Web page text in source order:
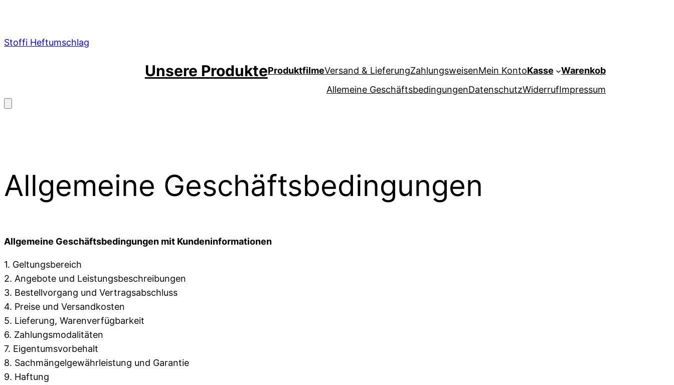
springen
Stoffi Heftumschlag
Unsere ProdukteProduktfilmeVersand & LieferungZahlungsweisenMein KontoKasse
Warenkob
Allemeine GeschäftsbedingungenDatenschutzWiderrufImpressum
Allgemeine Geschäftsbedingungen
Allgemeine Geschäftsbedingungen mit Kundeninformationen
1. Geltungsbereich
2. Angebote und Leistungsbeschreibungen
3. Bestellvorgang und Vertragsabschluss
4. Preise und Versandkosten
5. Lieferung, Warenverfügbarkeit
6. Zahlungsmodalitäten
7. Eigentumsvorbehalt
8. Sachmängelgewährleistung und Garantie
9. Haftung